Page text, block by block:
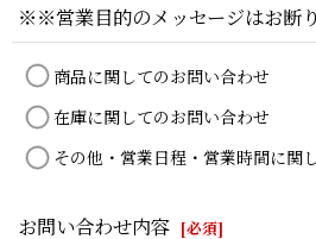
※※営業目的のメッセージはお断
商品に関してのお問い合わせ
在庫に関してのお問い合わせ
その他・営業日程・営業時間に関
お問い合わせ内容 [必須]